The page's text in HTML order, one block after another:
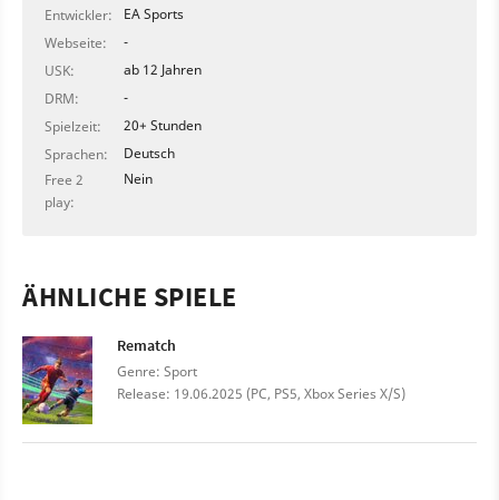
Entwickler:
EA Sports
Webseite:
-
USK:
ab 12 Jahren
DRM:
-
Spielzeit:
20+ Stunden
Sprachen:
Deutsch
Free 2
play:
Nein
ÄHNLICHE SPIELE
Rematch
Genre: Sport
Release: 19.06.2025 (PC, PS5, Xbox Series X/S)